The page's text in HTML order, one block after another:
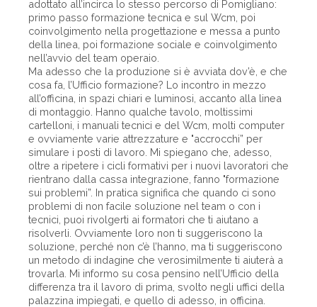
adottato all’incirca lo stesso percorso di Pomigliano:
primo passo formazione tecnica e sul Wcm, poi
coinvolgimento nella progettazione e messa a punto
della linea, poi formazione sociale e coinvolgimento
nell’avvio del team operaio.
Ma adesso che la produzione si è avviata dov’è, e che
cosa fa, l’Ufficio formazione? Lo incontro in mezzo
all’officina, in spazi chiari e luminosi, accanto alla linea
di montaggio. Hanno qualche tavolo, moltissimi
cartelloni, i manuali tecnici e del Wcm, molti computer
e ovviamente varie attrezzature e "accrocchi” per
simulare i posti di lavoro. Mi spiegano che, adesso,
oltre a ripetere i cicli formativi per i nuovi lavoratori che
rientrano dalla cassa integrazione, fanno "formazione
sui problemi”. In pratica significa che quando ci sono
problemi di non facile soluzione nel team o con i
tecnici, puoi rivolgerti ai formatori che ti aiutano a
risolverli. Ovviamente loro non ti suggeriscono la
soluzione, perché non c’è l’hanno, ma ti suggeriscono
un metodo di indagine che verosimilmente ti aiuterà a
trovarla. Mi informo su cosa pensino nell’Ufficio della
differenza tra il lavoro di prima, svolto negli uffici della
palazzina impiegati, e quello di adesso, in officina.